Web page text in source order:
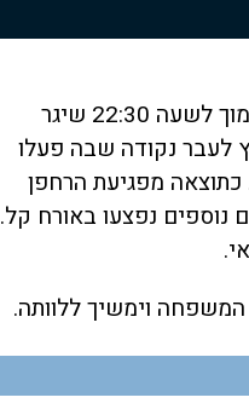
על פי פרטים שנמסרו, אתמול סמוך לשעה 22:30 שיגר
לעבר נקודה שבה פעלו
כתוצאה מפגיעת הרחפן
נוספים נפצעו באורח קל.
וימשיך ללוותה.